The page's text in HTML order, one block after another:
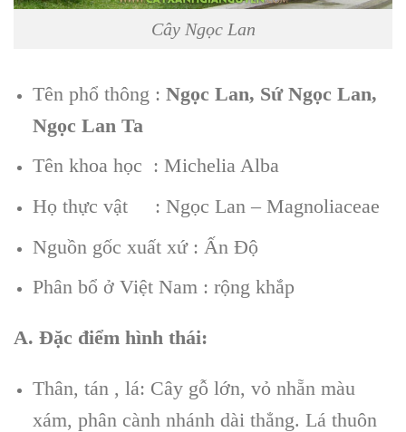
Cây Ngọc Lan
Tên phổ thông : Ngọc Lan, Sứ Ngọc Lan,
Ngọc Lan Ta
Tên khoa học : Michelia Alba
Họ thực vật : Ngọc Lan – Magnoliaceae
Nguồn gốc xuất xứ : Ấn Độ
Phân bổ ở Việt Nam : rộng khắp
A. Đặc điểm hình thái:
Thân, tán , lá: Cây gỗ lớn, vỏ nhẵn màu
xám, phân cành nhánh dài thẳng. Lá thuôn